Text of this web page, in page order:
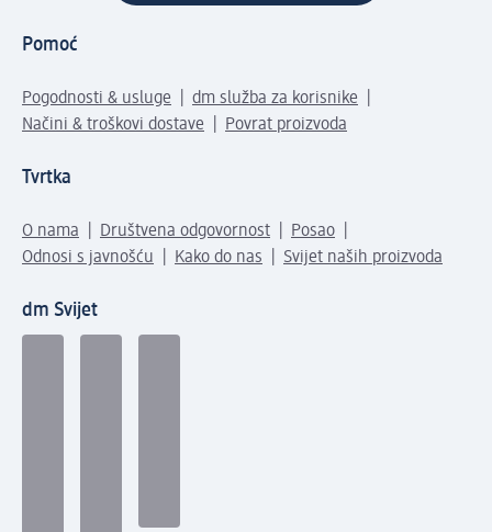
Pomoć
Pogodnosti & usluge
dm služba za korisnike
Načini & troškovi dostave
Povrat proizvoda
Tvrtka
O nama Društvena odgovornost
Posao
Odnosi s javnošću
Kako do nas Svijet naših proizvoda
dm Svijet